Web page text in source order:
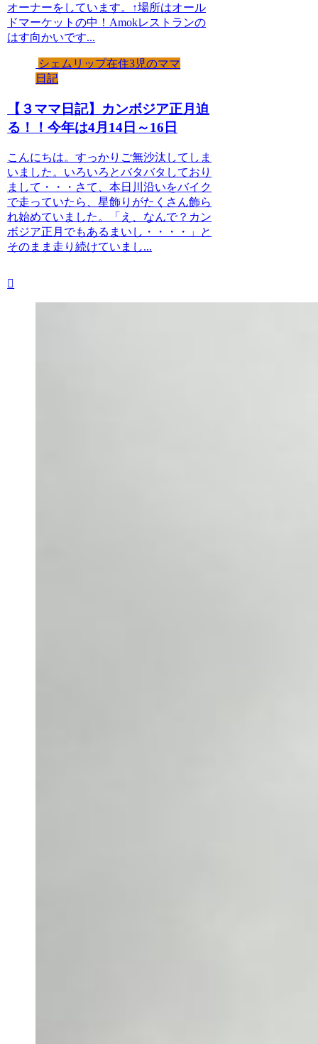
オーナーをしています。↑場所はオール
ドマーケットの中！Amokレストランの
はす向かいです...
シェムリップ在住3児のママ
日記
【３ママ日記】カンボジア正月迫
る！！今年は4月14日～16日
こんにちは。すっかりご無沙汰してしま
いました。いろいろとバタバタしており
まして・・・さて、本日川沿いをバイク
で走っていたら、星飾りがたくさん飾ら
れ始めていました。「え、なんで？カン
ボジア正月でもあるまいし・・・・」と
そのまま走り続けていまし...